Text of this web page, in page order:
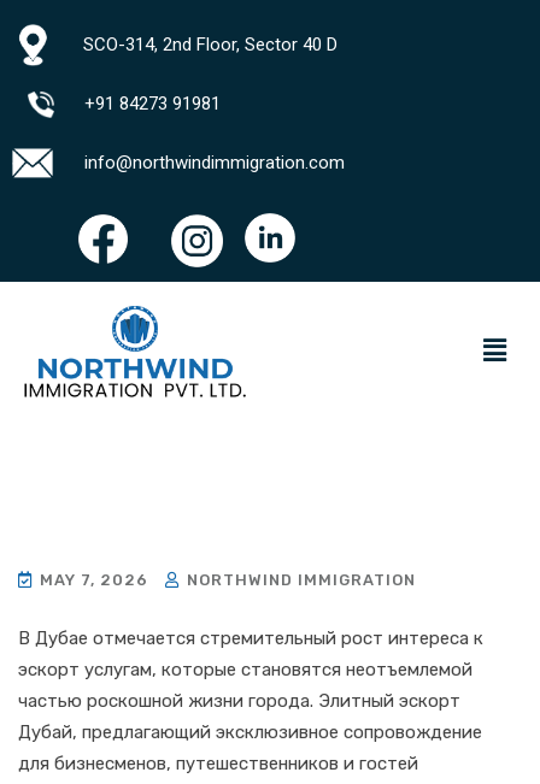
SCO-314, 2nd Floor, Sector 40 D
+91 84273 91981
info@northwindimmigration.com
MAY 7, 2026 NORTHWIND IMMIGRATION
В Дубае отмечается стремительный рост интереса к
эскорт услугам, которые становятся неотъемлемой
частью роскошной жизни города. Элитный эскорт
Дубай, предлагающий эксклюзивное сопровождение
для бизнесменов, путешественников и гостей